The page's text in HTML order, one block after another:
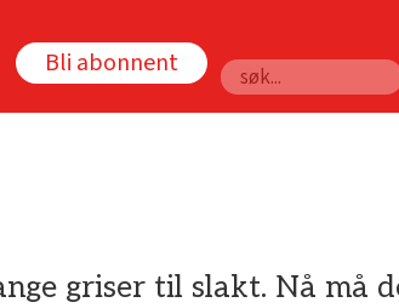
Bli abonnent
Søk
griser til slakt. Nå må